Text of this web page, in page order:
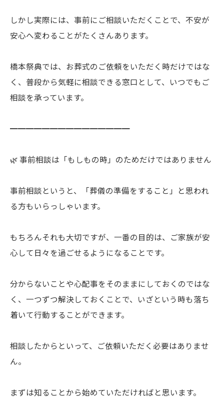
しかし実際には、事前にご相談いただくことで、不安が
安心へ変わることがたくさんあります。
橋本祭典では、お葬式のご依頼をいただく時だけではな
く、普段から気軽に相談できる窓口として、いつでもご
相談を承っています。
━━━━━━━━━━━━━━━
🌿 事前相談は「もしもの時」のためだけではありません
事前相談というと、「葬儀の準備をすること」と思われ
る方もいらっしゃいます。
もちろんそれも大切ですが、一番の目的は、ご家族が安
心して日々を過ごせるようになることです。
分からないことや心配事をそのままにしておくのではな
く、一つずつ解決しておくことで、いざという時も落ち
着いて行動することができます。
相談したからといって、ご依頼いただく必要はありませ
ん。
まずは知ることから始めていただければと思います。